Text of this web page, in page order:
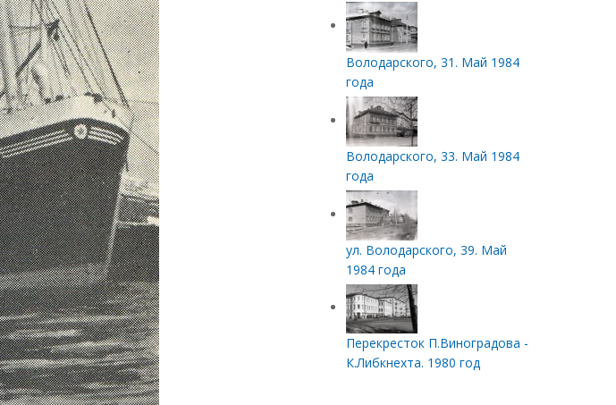
Володарского, 31. Май 1984
года
Володарского, 33. Май 1984
года
ул. Володарского, 39. Май
1984 года
Перекресток П.Виноградова -
К.Либкнехта. 1980 год